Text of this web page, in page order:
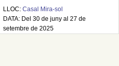
LLOC: Casal Mira-sol
DATA: Del 30 de juny al 27 de
setembre de 2025